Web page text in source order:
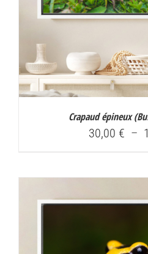
Crapaud épineux (
30,00 € –